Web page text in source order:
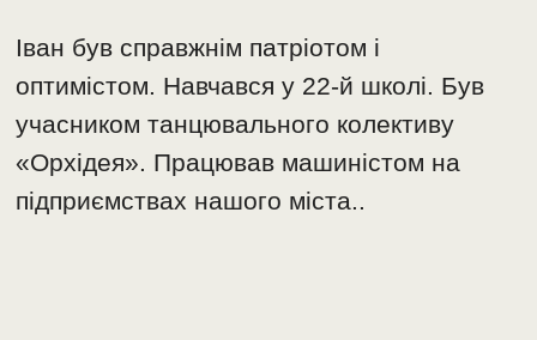
Іван був справжнім патріотом і
оптимістом. Навчався у 22-й школі. Був
учасником танцювального колективу
«Орхідея». Працював машиністом на
підприємствах нашого міста..